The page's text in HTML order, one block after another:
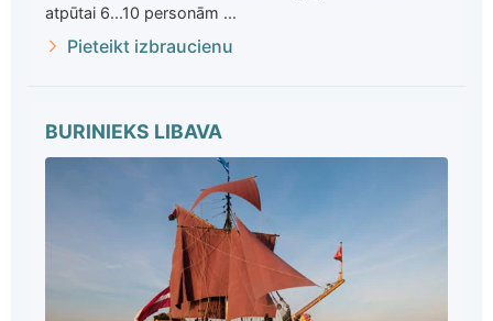
atpūtai 6...10 personām ...
Pieteikt izbraucienu
BURINIEKS LIBAVA